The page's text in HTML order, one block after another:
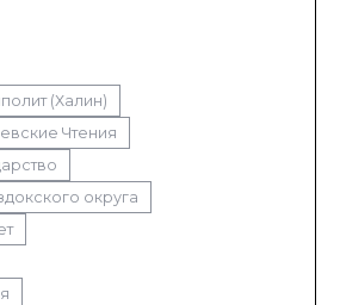
(Халин)
Чтения
округа